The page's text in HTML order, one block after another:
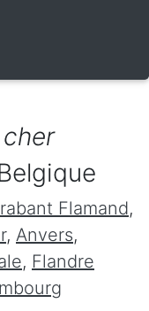
Flamand,
, Anvers,
, Flandre